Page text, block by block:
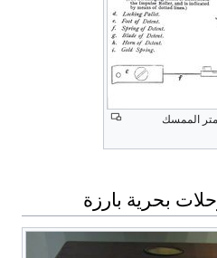
الممسك
بحرية بارزة